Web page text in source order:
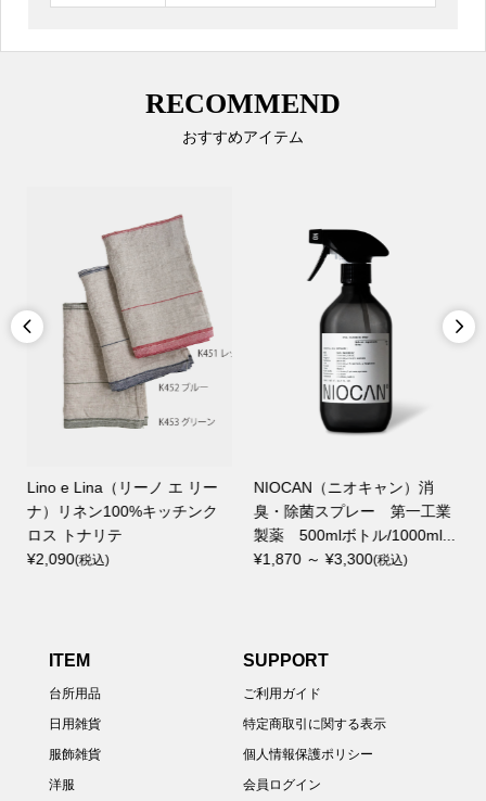
RECOMMEND
おすすめアイテム

LOVEPAKU SAUCE ラブパク
ソース 250ml
¥1,490 (税込)
ao.(アオ) FRAGRANCE HER
BAL DIFFUSER ハンドメイド
ディフューザー RIPE ORA...
¥2,360(税込)

ITEM
台所用品
日用雑貨
服飾雑貨
洋服
SUPPORT
ご利用ガイド
特定商取引に関する表示
個人情報保護ポリシー
会員ログイン